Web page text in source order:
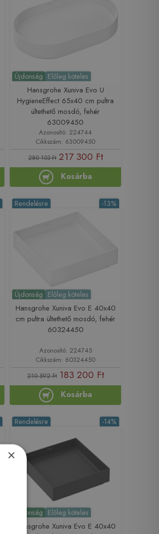
Újdonság Előleg köteles
Hansgrohe Xuniva Evo U
HygieneEffect 65x40 cm pultra
ültethető mosdó, fehér
63009450
Azonosító: 224744
Cikkszám: 63009450
280 103 Ft 217 300 Ft
Kosárba
Újdonság Előleg köteles
-13%
Rendelésre
Hansgrohe Xuniva Evo E 40x40
cm pultra ültethető mosdó, fehér
60324450
Azonosító: 224745
Cikkszám: 60324450
210 592 Ft 183 200 Ft
Kosárba
Újdonság Előleg köteles
-14%
Rendelésre
Hansgrohe Xuniva Evo E 40x40
×